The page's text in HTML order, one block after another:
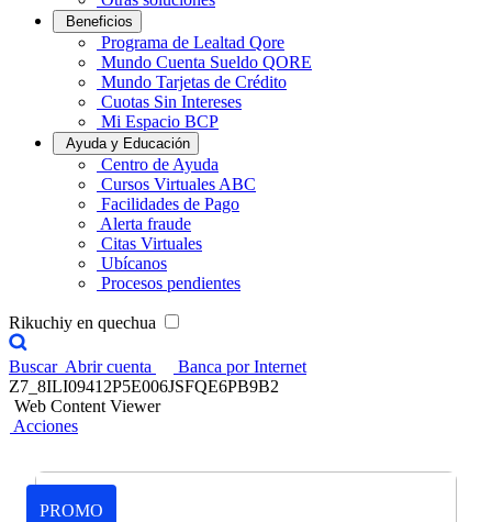
Beneficios
Programa de Lealtad Qore
Mundo Cuenta Sueldo QORE
Mundo Tarjetas de Crédito
Cuotas Sin Intereses
Mi Espacio BCP
Ayuda y Educación
Centro de Ayuda
Cursos Virtuales ABC
Facilidades de Pago
Alerta fraude
Citas Virtuales
Ubícanos
Procesos pendientes
Rikuchiy en quechua
Buscar Abrir cuenta
Banca por Internet
Z7_8ILI09412P5E006JSFQE6PB9B2
Web Content Viewer
Acciones
PROMO